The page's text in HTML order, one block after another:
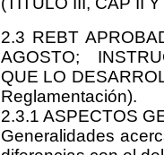
2.3 REBT
AGOSTO;
QUE LO
Reglamentación).
2.3.1 ASPECTOS
Generalidades